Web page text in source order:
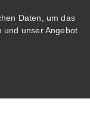
Daten, um das
und unser Angebot